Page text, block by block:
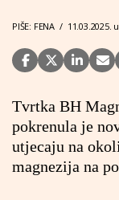
PIŠE: FENA / 11.03.2025.
Tvrtka BH
pokrenula je
utjecaju na
magnezija na